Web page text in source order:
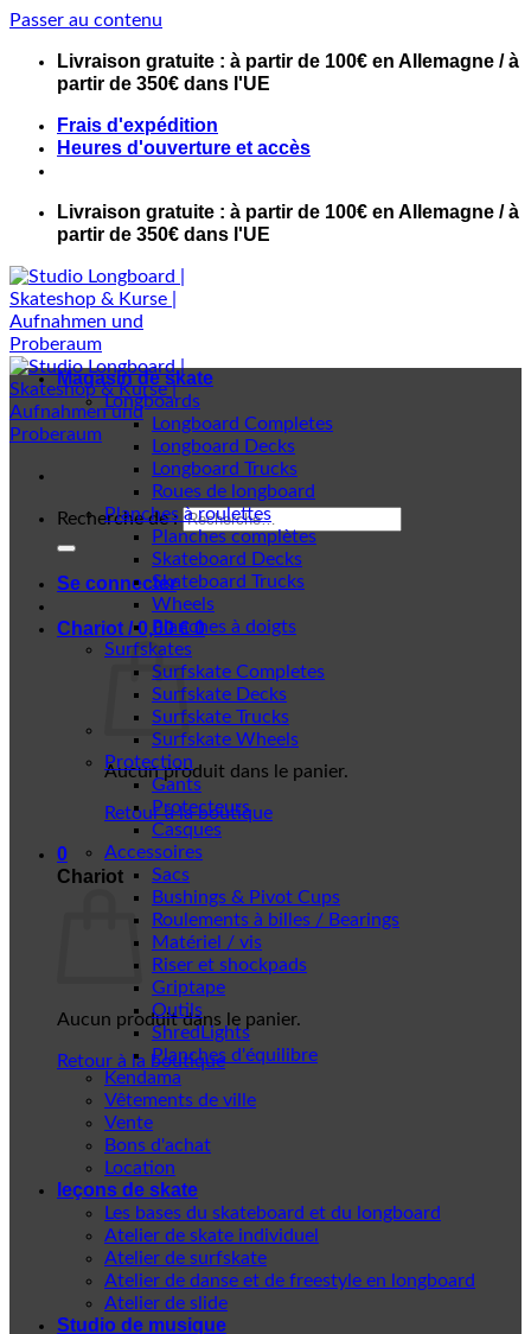
Passer au contenu
Livraison gratuite : à partir de 100€ en Allemagne / à
partir de 350€ dans l'UE
Frais d'expédition
Heures d'ouverture et accès
Livraison gratuite : à partir de 100€ en Allemagne / à
partir de 350€ dans l'UE
Recherche de :
Se connecter
Chariot /0,00€ 0
Aucun produit dans le panier.
Retour à la boutique
0
Chariot
Aucun produit dans le panier.
Retour à la boutique
Magasin de skate
Longboards
Longboard Completes
Longboard Decks
Longboard Trucks
Roues de longboard
Planches à roulettes
Planches complètes
Skateboard Decks
Skateboard Trucks
Wheels
Planches à doigts
Surfskates
Surfskate Completes
Surfskate Decks
Surfskate Trucks
Surfskate Wheels
Protection
Gants
Protecteurs
Casques
Accessoires
Sacs
Bushings & Pivot Cups
Roulements à billes / Bearings
Matériel / vis
Riser et shockpads
Griptape
Outils
ShredLights
Planches d'équilibre
Kendama
Vêtements de ville
Vente
Bons d'achat
Location
leçons de skate
Les bases du skateboard et du longboard
Atelier de skate individuel
Atelier de surfskate
Atelier de danse et de freestyle en longboard
Atelier de slide
Studio de musique